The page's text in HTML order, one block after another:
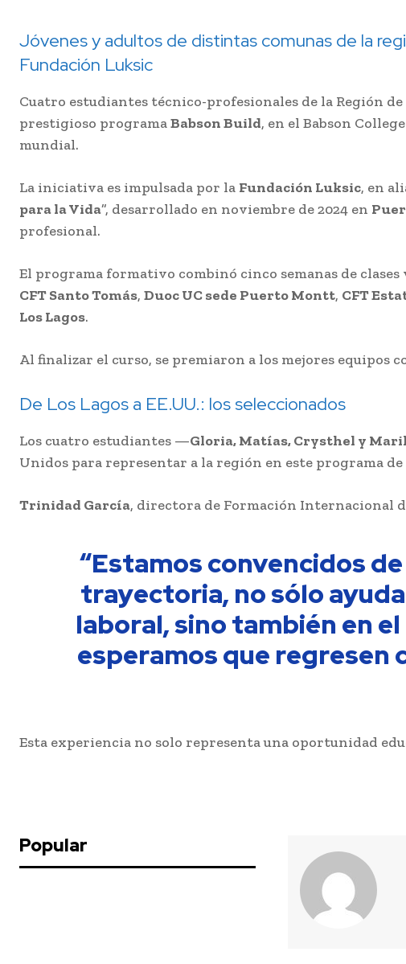
Jóvenes y adultos de distintas comunas de la
Fundación Luksic
Cuatro estudiantes técnico-profesionales de la Región
prestigioso programaBabson Build, en el Babson
mundial.
La iniciativa es impulsada por la Fundación Luksic, en
para la Vida”, desarrollado en noviembre de 2024 en
profesional.
El programa formativo combinó cinco semanas de
CFT Santo Tomás, Duoc UC sede Puerto Montt, CFT
Los Lagos.
Al finalizar el curso, se premiaron a los mejores equipos
De Los Lagos a EE.UU.: los seleccionados
Los cuatro estudiantes —Gloria, Matías, Crysthel y
Unidos para representar a la región en este programa
Trinidad García, directora de Formación Internacional
“Estamos convencidos
trayectoria, no sólo
laboral, sino también en
esperamos que regresen
Esta experiencia no solo representa una oportunidad
Popular